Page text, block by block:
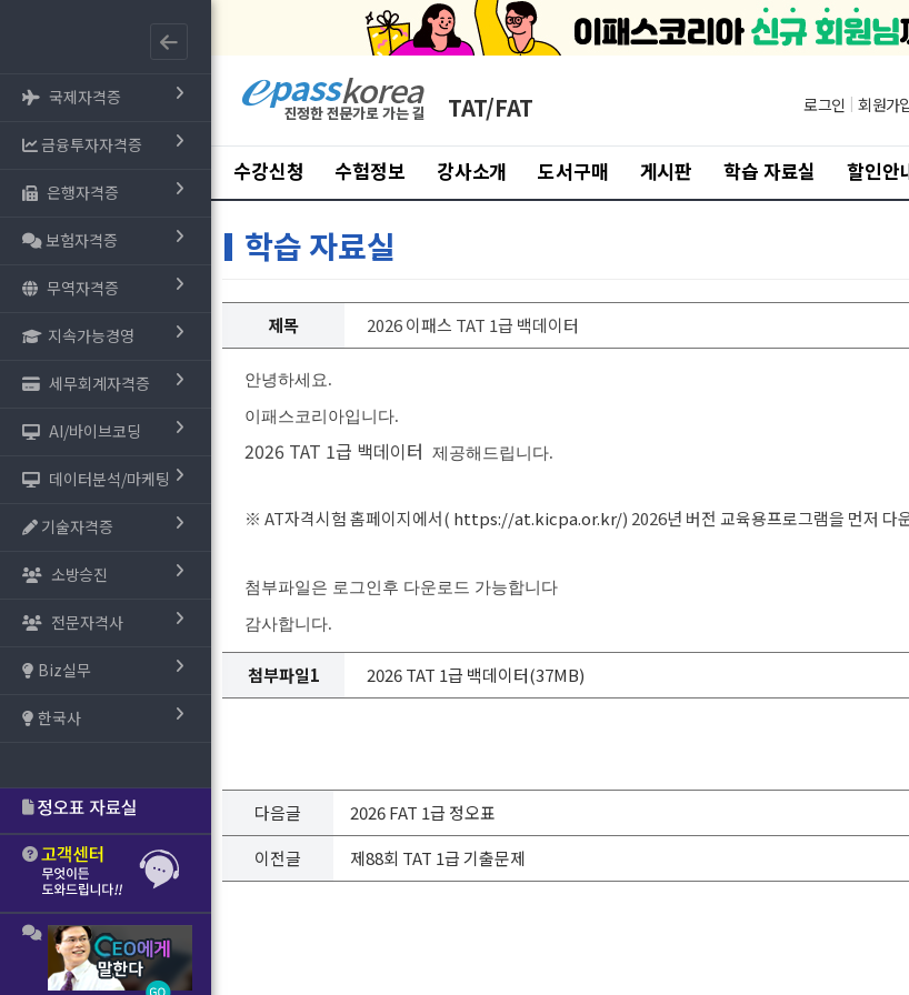
국제자격증
금융투자자격증
은행자격증
보험자격증
무역자격증
지속가능경영
세무회계자격증
AI/바이브코딩
데이터분석/마케팅
기술자격증
소방승진
전문자격사
Biz실무
한국사
TAT/FAT 로그인 | 회원가
수강신청 수험정보 강사소개 도서구매 게시판 학습 자료실 할인안
학습 자료실
제목 2026 이패스 TAT 1급 백데이터
안녕하세요.
이패스코리아입니다.
2026 TAT 1급 백데이터 제공해드립니다.
※ AT자격시험 홈페이지에서( https://at.kicpa.or.kr/) 2026년 버전 교육용프로그램을 먼저 다
첨부파일은 로그인후 다운로드 가능합니다
감사합니다.
첨부파일1 2026 TAT 1급 백데이터(37MB)
다음글
2026 FAT 1급 정오표
이전글
제88회 TAT 1급 기출문제